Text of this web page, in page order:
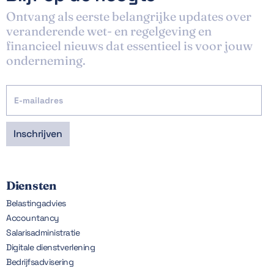
Ontvang als eerste belangrijke updates over
veranderende wet- en regelgeving en
financieel nieuws dat essentieel is voor jouw
onderneming.
Diensten
Belastingadvies
Accountancy
Salarisadministratie
Digitale dienstverlening
Bedrijfsadvisering